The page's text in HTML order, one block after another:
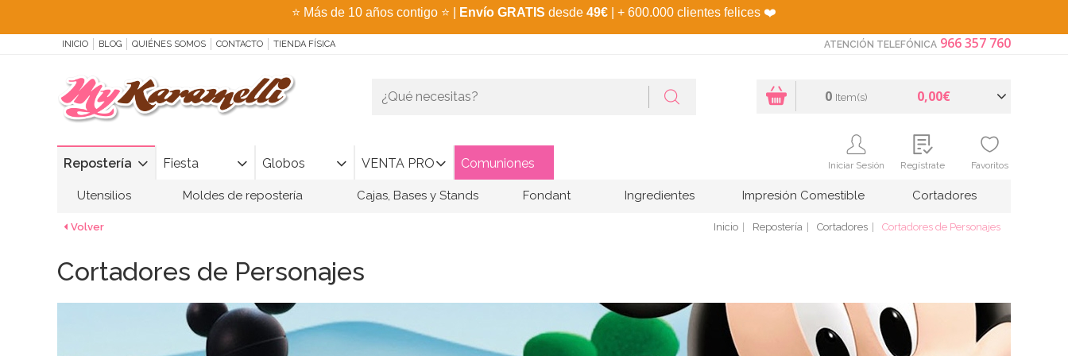
⭐ Más de 10 años contigo ⭐ Envío GRATIS desde 49€ | + 600.000 clientes felices ❤️
INICIO BLOG QUIÉNES SOMOS CONTACTO TIENDA FÍSICA ATENCIÓN TELEFÓNICA 966 357 760
Repostería Fiesta Globos VENTA PRO Comuniones
0 Item(s) 0,00€
Iniciar Sesión Regístrate Favoritos
Utensilios Moldes de repostería Cajas, Bases y Stands Fondant Ingredientes Impresión Comestible Cortadores
Volver Inicio Repostería Cortadores Cortadores de Personajes
Cortadores de Personajes